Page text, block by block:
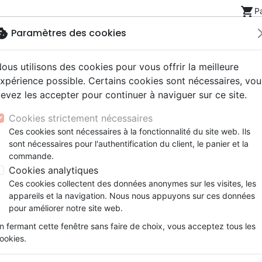
shopping_cart
NouveautésBibles
Segond 21
Segond
NEG
Livres
Famille, couple
Souffrance, Relation d'aide
Santé
eBooks
Couple
Méditations
Souffrance, Relation d'aide
Psychologie
Jeunesse
ans
Bibles jeunesse
Latino, Folk
Soul
Instrumental
Louange, Adoration
Hardrock, Métal
conférences
Documentaires, reportages
Accessoires de Bible
Papeterie
de la foi réformée - Pourpre - Couverture rigide
Bible d’étude de la foi
Version :Colombe 1978
RéférenceCOL9592 EAN9782924895924
Description
met
ressources destinées à l’étude rédigées
Paramètres des cookies
utilisons des cookies pour vous offrir la meilleure
possible. Certains cookies sont nécessaires,
les accepter pour continuer à naviguer sur ce site.
Cookies strictement nécessaires
Ces cookies sont nécessaires à la fonctionnalité du site web. Ils
sont nécessaires pour l'authentification du client, le panier et la
commande.
Cookies analytiques
Ces cookies collectent des données anonymes sur les visites, les
appareils et la navigation. Nous nous appuyons sur ces données
pour améliorer notre site web.
fermant cette fenêtre sans faire de choix, vous acceptez tous les